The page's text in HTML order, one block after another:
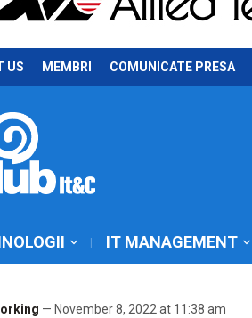
US MEMBRI COMUNICATE PRESA
IT MANAGEMENT
— November 8, 2022 at 11:38 am